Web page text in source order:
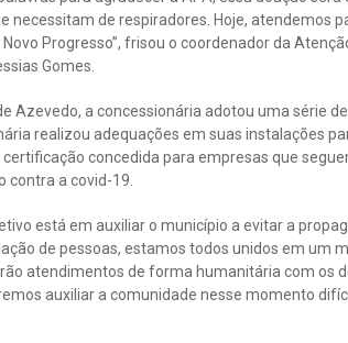
necessitam de respiradores. Hoje, atendemos
Novo Progresso”, frisou o coordenador da
Gomes.
Azevedo, a concessionária adotou uma série
realizou adequações em suas instalações
concedida para empresas que
contra a covid-19.
está em auxiliar o município a evitar a
de pessoas, estamos todos unidos em um
atendimentos de forma humanitária com os
auxiliar a comunidade nesse momento